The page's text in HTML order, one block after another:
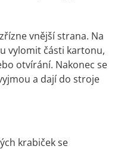
vnější strana. Na
vylomit části kartonu,
otvírání. Nakonec se
a dají do stroje
krabiček se